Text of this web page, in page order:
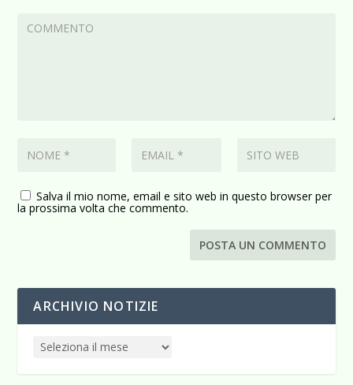
Salva il mio nome, email e sito web in questo browser per
la prossima volta che commento.
ARCHIVIO NOTIZIE